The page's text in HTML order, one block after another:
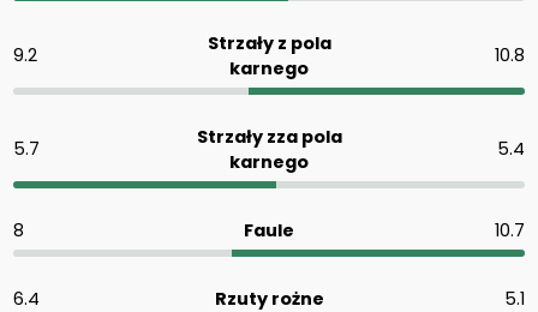
9.2
Strzały z pola
karnego
10.8
5.7
Strzały zza pola
karnego
5.4
8 Faule 10.7
6.4 Rzuty rożne 5.1